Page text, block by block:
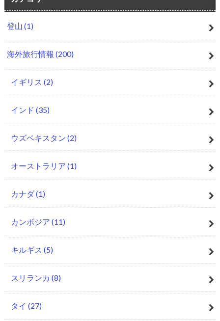
登山 (1)
海外旅行情報 (200)
イギリス (2)
インド (35)
ウズベキスタン (2)
オーストラリア (1)
カナダ(1)
カンボジア (11)
キルギス (5)
スリランカ (8)
タイ (27)